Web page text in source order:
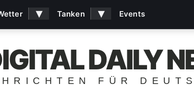
DAILY
FÜR
▾ Tanken ▾ Events